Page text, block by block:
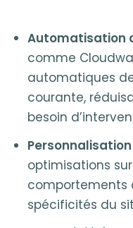
Automatisation
comme
automatiques
courante,
besoin
Personnalisation
optimisations
comportements
spécificités du